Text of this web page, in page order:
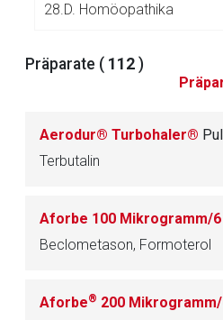
28.D. Homöopathika
29. Cholagoga und
30. Cholinergika
32. Dermatika
Präparate ( 112 )
Aerodur® Turbohaler®
Terbutalin
Beclometason, Formoterol
Aforbe® 200 Mikrogramm/6 Mikrogramm